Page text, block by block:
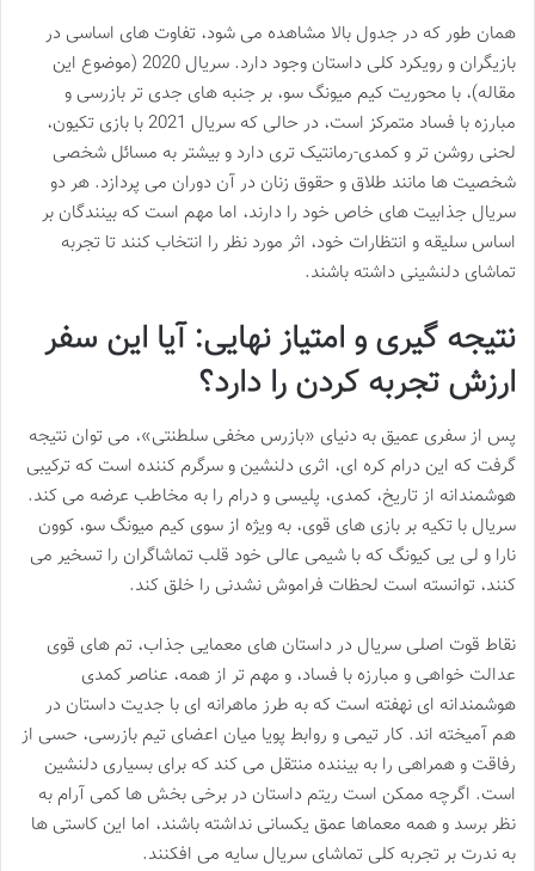
همان طور که در جدول بالا مشاهده می شود، تفاوت های اساسی در
بازیگران و رویکرد کلی داستان وجود دارد. سریال 2020 (موضوع این
مقاله)، با محوریت کیم میونگ سو، بر جنبه های جدی تر بازرسی و
مبارزه با فساد متمرکز است، در حالی که سریال 2021 با بازی تکیون،
لحنی روشن تر و کمدی-رمانتیک تری دارد و بیشتر به مسائل شخصی
شخصیت ها مانند طلاق و حقوق زنان در آن دوران می پردازد. هر دو
سریال جذابیت های خاص خود را دارند، اما مهم است که بینندگان بر
اساس سلیقه و انتظارات خود، اثر مورد نظر را انتخاب کنند تا تجربه
تماشای دلنشینی داشته باشند.
نتیجه گیری و امتیاز نهایی: آیا این سفر
ارزش تجربه کردن را دارد؟
پس از سفری عمیق به دنیای «بازرس مخفی سلطنتی»، می توان نتیجه
گرفت که این درام کره ای، اثری دلنشین و سرگرم کننده است که ترکیبی
هوشمندانه از تاریخ، کمدی، پلیسی و درام را به مخاطب عرضه می کند.
سریال با تکیه بر بازی های قوی، به ویژه از سوی کیم میونگ سو، کوون
نارا و لی یی کیونگ که با شیمی عالی خود قلب تماشاگران را تسخیر می
کنند، توانسته است لحظات فراموش نشدنی را خلق کند.
نقاط قوت اصلی سریال در داستان های معمایی جذاب، تم های قوی
عدالت خواهی و مبارزه با فساد، و مهم تر از همه، عناصر کمدی
هوشمندانه ای نهفته است که به طرز ماهرانه ای با جدیت داستان در
هم آمیخته اند. کار تیمی و روابط پویا میان اعضای تیم بازرسی، حسی از
رفاقت و همراهی را به بیننده منتقل می کند که برای بسیاری دلنشین
است. اگرچه ممکن است ریتم داستان در برخی بخش ها کمی آرام به
نظر برسد و همه معماها عمق یکسانی نداشته باشند، اما این کاستی ها
به ندرت بر تجربه کلی تماشای سریال سایه می افکنند.